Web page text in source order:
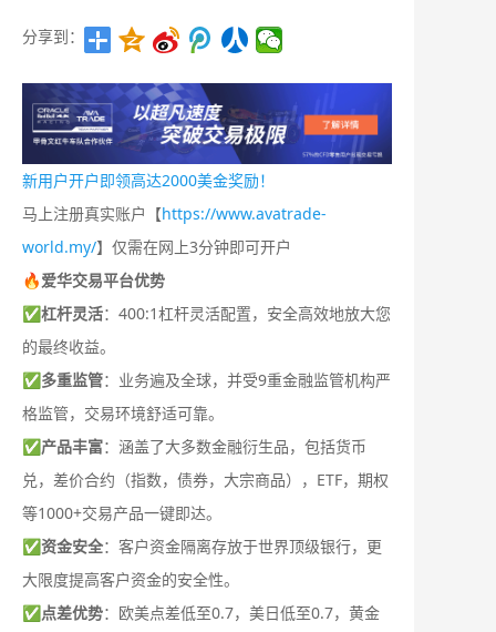
分享到：
新用户开户即领高达2000美金奖励！
马上注册真实账户【https://www.avatrade-
world.my/】仅需在网上3分钟即可开户
🔥爱华交易平台优势
✅杠杆灵活：400:1杠杆灵活配置，安全高效地放大您
的最终收益。
✅多重监管：业务遍及全球，并受9重金融监管机构严
格监管，交易环境舒适可靠。
✅产品丰富：涵盖了大多数金融衍生品，包括货币
兑，差价合约（指数，债券，大宗商品），ETF，期权
等1000+交易产品一键即达。
✅资金安全：客户资金隔离存放于世界顶级银行，更
大限度提高客户资金的安全性。
✅点差优势：欧美点差低至0.7，美日低至0.7，黄金